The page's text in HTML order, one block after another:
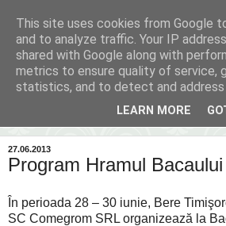
Inima Bacăului
Din inima Bacăului...spre inima ta...
27.06.2013
Program Hramul
În perioada 28 – 30 iunie, Bere
SC Comegrom SRL organizează la
This site uses cookies from Google
and to analyze traffic. Your IP
shared with Google along with
metrics to ensure quality of service,
statistics, and to detect and address
LEARN MORE